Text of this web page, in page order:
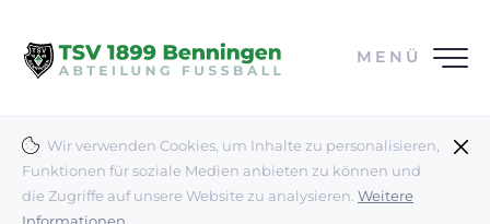
MENÜ
Wir verwenden Cookies, um Inhalte zu personalisieren,
Funktionen für soziale Medien anbieten zu können und
die Zugriffe auf unsere Website zu analysieren. Weitere